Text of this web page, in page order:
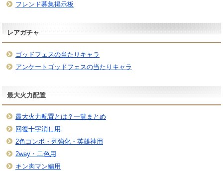
フレンド募集掲示板
レアガチャ
ゴッドフェスの当たりキャラ
アンケートゴッドフェスの当たりキャラ
最大火力配置
最大火力配置とは？一覧まとめ
回復十字消し用
2色コンボ・列強化・英雄神用
2way・二色用
キン肉マン編用